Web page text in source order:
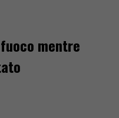
mentre